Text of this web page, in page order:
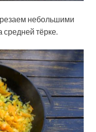
небольшими
тёрке.